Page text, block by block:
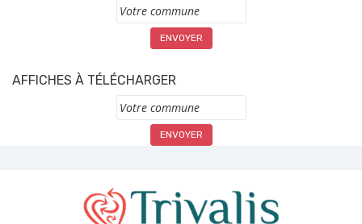
Commune
AFFICHES À TÉLÉCHARGER
Commune